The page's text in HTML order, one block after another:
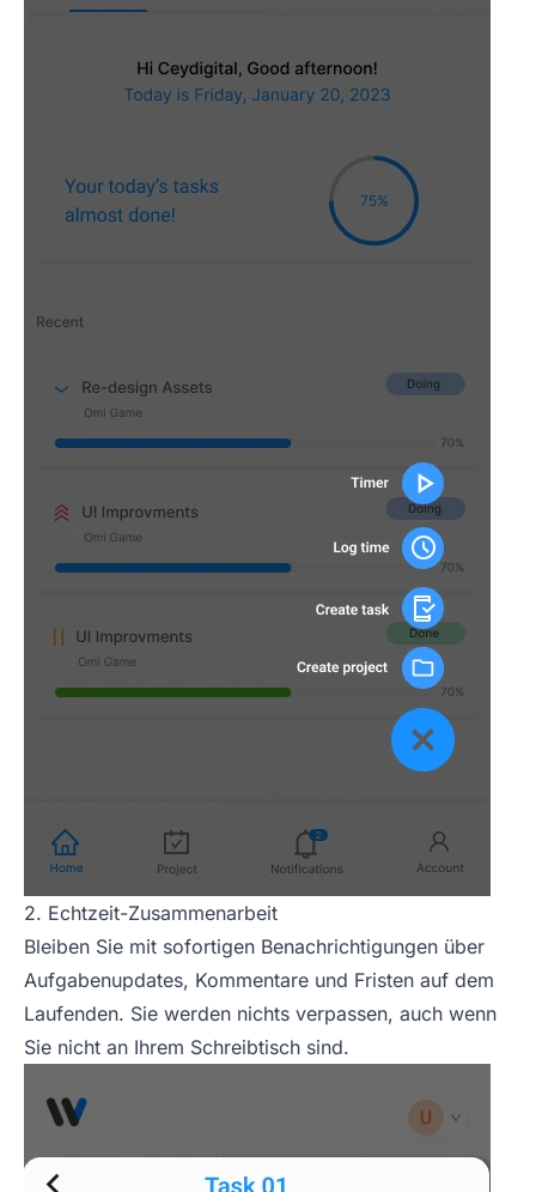
2. Echtzeit-Zusammenarbeit
Bleiben Sie mit sofortigen Benachrichtigungen über
Aufgabenupdates, Kommentare und Fristen auf dem
Laufenden. Sie werden nichts verpassen, auch wenn
Sie nicht an Ihrem Schreibtisch sind.